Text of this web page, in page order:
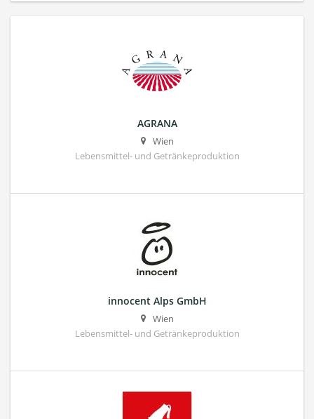
AGRANA
Wien
Lebensmittel- und Getränkeproduktion
innocent Alps GmbH
Wien
Lebensmittel- und Getränkeproduktion